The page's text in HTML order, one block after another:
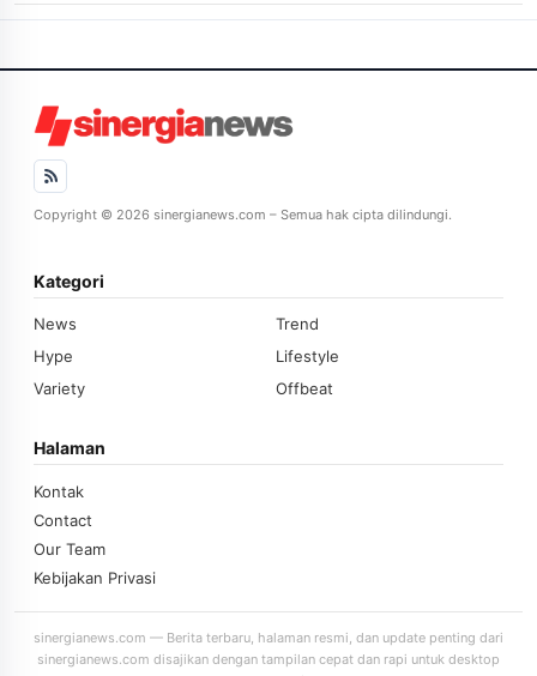
Copyright © 2026 sinergianews.com – Semua hak cipta dilindungi.
Kategori
News
Trend
Hype
Lifestyle
Variety
Offbeat
Halaman
Kontak
Contact
Our Team
Kebijakan Privasi
sinergianews.com — Berita terbaru, halaman resmi, dan update penting dari
sinergianews.com disajikan dengan tampilan cepat dan rapi untuk desktop